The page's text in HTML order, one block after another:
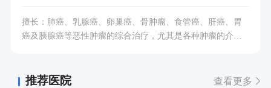
擅长：肺癌、乳腺癌、卵巢癌、骨肿瘤、食管癌、肝癌、胃
癌及胰腺癌等恶性肿瘤的综合治疗，尤其是各种肿瘤的介入
推荐医院 查看更多